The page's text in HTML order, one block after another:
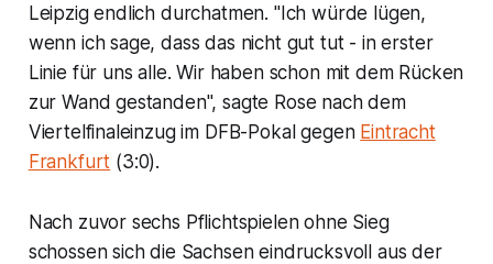
Leipzig endlich durchatmen. "Ich würde lügen,
wenn ich sage, dass das nicht gut tut - in erster
Linie für uns alle. Wir haben schon mit dem Rücken
zur Wand gestanden", sagte Rose nach dem
Viertelfinaleinzug im DFB-Pokal gegen Eintracht
Frankfurt (3:0).
Nach zuvor sechs Pflichtspielen ohne Sieg
schossen sich die Sachsen eindrucksvoll aus der